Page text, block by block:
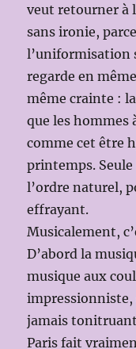
veut retourner à
sans ironie,
l’uniformisation
regarde en
même crainte :
que les hommes
comme cet être
printemps.
l’ordre naturel,
effrayant.
Musicalement,
D’abord la
musique aux
impressionniste,
jamais
Paris fait